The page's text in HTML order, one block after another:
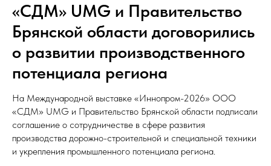
«СДМ» UMG и Правительство
Брянской области договорились
о развитии производственного
потенциала региона
На Международной выставке «Иннопром-2026» ООО
«СДМ» UMG и Правительство Брянской области подписали
соглашение о сотрудничестве в сфере развития
производства дорожно-строительной и специальной техники
и укрепления промышленного потенциала региона.